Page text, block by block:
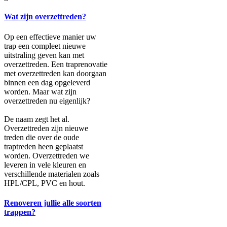
Wat zijn overzettreden?
Op een effectieve manier uw
trap een compleet nieuwe
uitstraling geven kan met
overzettreden. Een traprenovatie
met overzettreden kan doorgaan
binnen een dag opgeleverd
worden. Maar wat zijn
overzettreden nu eigenlijk?
De naam zegt het al.
Overzettreden zijn nieuwe
treden die over de oude
traptreden heen geplaatst
worden. Overzettreden we
leveren in vele kleuren en
verschillende materialen zoals
HPL/CPL, PVC en hout.
Renoveren jullie alle soorten
trappen?